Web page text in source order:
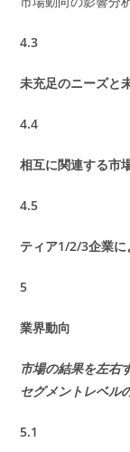
4.3
未充足のニーズと
4.4
相互に関連する市
4.5
ティア1/2/3企業に
5
業界動向
市場の結果を左右
セグメントレベル
5.1